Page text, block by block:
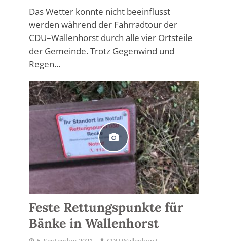
Das Wetter konnte nicht beeinflusst
werden während der Fahrradtour der
CDU–Wallenhorst durch alle vier Ortsteile
der Gemeinde. Trotz Gegenwind und
Regen...
Feste Rettungspunkte für
Bänke in Wallenhorst